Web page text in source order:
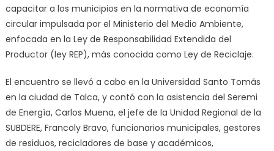
capacitar a los municipios en la normativa de economía
circular impulsada por el Ministerio del Medio Ambiente,
enfocada en la Ley de Responsabilidad Extendida del
Productor (ley REP), más conocida como Ley de Reciclaje.
El encuentro se llevó a cabo en la Universidad Santo Tomás
en la ciudad de Talca, y contó con la asistencia del Seremi
de Energía, Carlos Muena, el jefe de la Unidad Regional de la
SUBDERE, Francoly Bravo, funcionarios municipales, gestores
de residuos, recicladores de base y académicos,